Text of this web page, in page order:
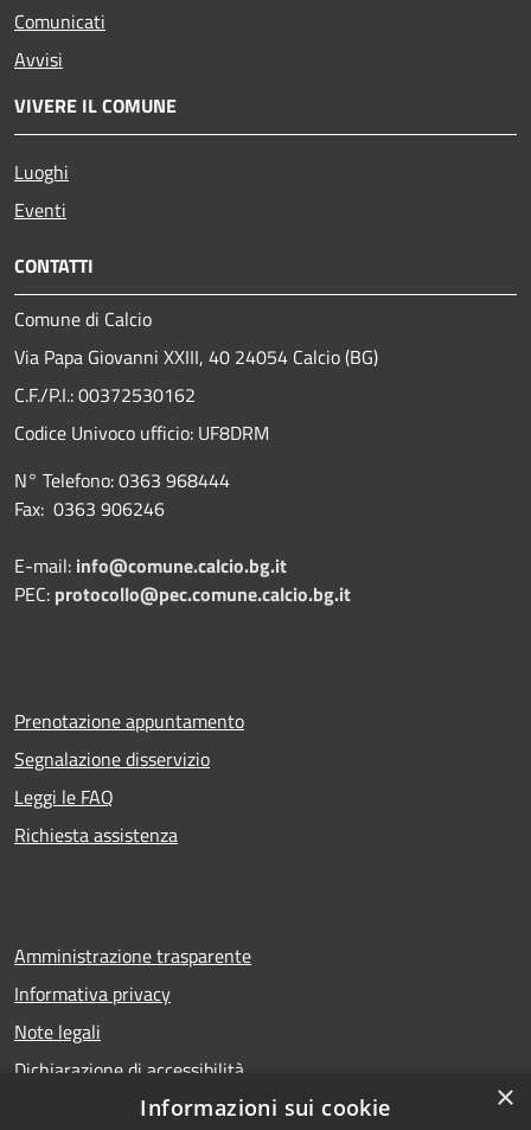
Comunicati
Avvisi
VIVERE IL COMUNE
Luoghi
Eventi
CONTATTI
Comune di Calcio
Via Papa Giovanni XXIII, 40 24054 Calcio (BG)
C.F./P.I.: 00372530162
Codice Univoco ufficio: UF8DRM
N° Telefono: 0363 968444
Fax: 0363 906246
E-mail: info@comune.calcio.bg.it
PEC: protocollo@pec.comune.calcio.bg.it
Prenotazione appuntamento
Segnalazione disservizio
Leggi le FAQ
Richiesta assistenza
Amministrazione trasparente
Informativa privacy
Note legali
Dichiarazione di accessibilità
×
Informazioni sui cookie